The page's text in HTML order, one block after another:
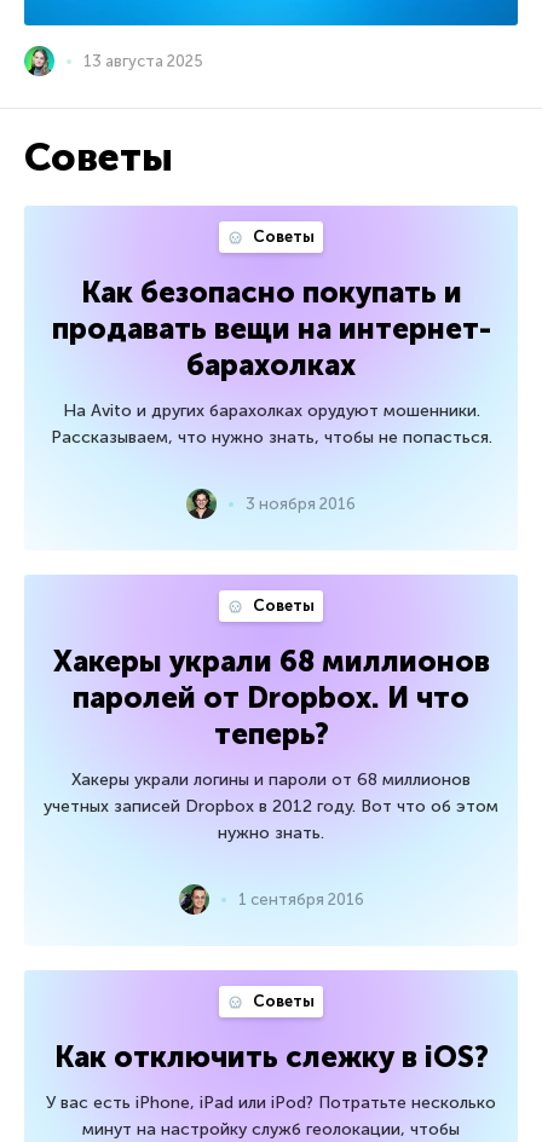
13 августа 2025
Советы
Советы
Как безопасно покупать и
продавать вещи на интернет-
барахолках
На Avito и других барахолках орудуют мошенники.
Рассказываем, что нужно знать, чтобы не попасться.
3 ноября 2016
Советы
Хакеры украли 68 миллионов
паролей от Dropbox. И что
теперь?
Хакеры украли логины и пароли от 68 миллионов
учетных записей Dropbox в 2012 году. Вот что об этом
нужно знать.
1 сентября 2016
Советы
Как отключить слежку в iOS?
У вас есть iPhone, iPad или iPod? Потратьте несколько
минут на настройку служб геолокации, чтобы